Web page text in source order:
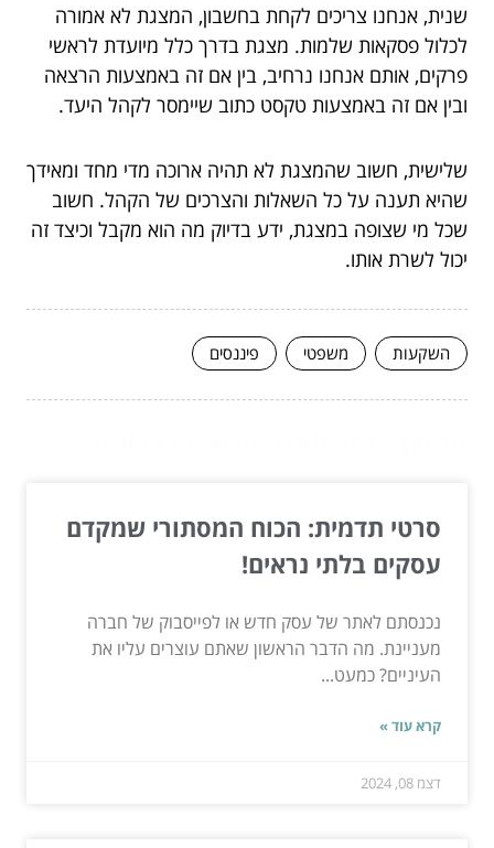
שנית, אנחנו צריכים לקחת בחשבון, המצגת לא אמורה
לכלול פסקאות שלמות. מצגת בדרך כלל מיועדת לראשי
פרקים, אותם אנחנו נרחיב, בין אם זה באמצעות הרצאה
ובין אם זה באמצעות טקסט כתוב שיימסר לקהל היעד.
שלישית, חשוב שהמצגת לא תהיה ארוכה מדי מחד ומאידך
שהיא תענה על כל השאלות והצרכים של הקהל. חשוב
שכל מי שצופה במצגת, ידע בדיוק מה הוא מקבל וכיצד זה
יכול לשרת אותו.
השקעות משפטי פיננסים
סרטי תדמית: הכוח המסתורי שמקדם
עסקים בלתי נראים!
נכנסתם לאתר של עסק חדש או לפייסבוק של חברה
מעניינת. מה הדבר הראשון שאתם עוצרים עליו את
העיניים? כמעט...
קרא עוד »
דצמ 08, 2024